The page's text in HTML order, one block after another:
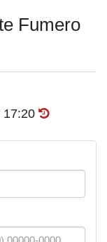
Fumero
17:20